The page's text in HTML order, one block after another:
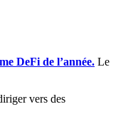
DeFi de l’année. Le
vers des